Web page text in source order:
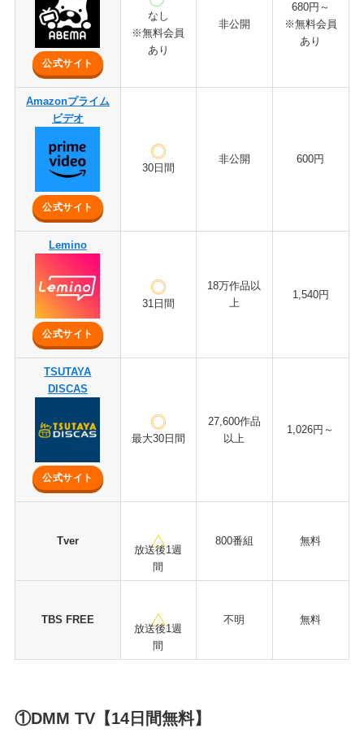
公式サイト
なし
※無料会員
あり
非公開
680円～
※無料会員
あり
Amazonプライム
ビデオ
公式サイト
30日間
非公開 600円
Lemino
公式サイト
31日間
18万作品以
上
1,540円
TSUTAYA
DISCAS
公式サイト
最大30日間
27,600作品
以上
1,026円～
Tver
放送後1週
間
800番組 無料
TBS FREE
放送後1週
間
不明 無料
①DMM TV【14日間無料】